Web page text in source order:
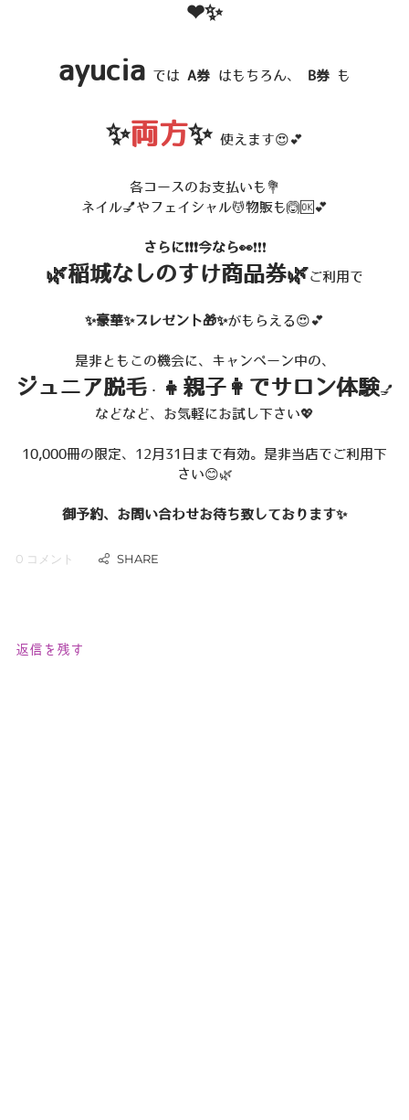
❤✨
ayucia ではA券 はもちろん、 B券も
✨両方✨ 使えます😍💕
各コースのお支払いも💐
ネイル💅やフェイシャル💆物販も🙆🆗💕
さらに❗❗❗今なら👀❗❗❗
🌿稲城なしのすけ商品券🌿ご利用で
✨豪華✨プレゼント🎁✨がもらえる😍💕
是非ともこの機会に、キャンペーン中の、
ジュニア脱毛 ・ 👧親子👩でサロン体験💅
などなど、お気軽にお試し下さい💖
10,000冊の限定、12月31日まで有効。是非当店でご利用下
さい😊🌿
御予約、お問い合わせお待ち致しております✨
0 コメント
返信を残す